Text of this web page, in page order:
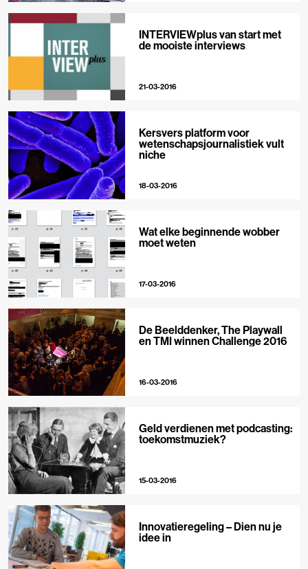
INTERVIEWplus van start met
de mooiste interviews
21-03-2016
Kersvers platform voor
wetenschapsjournalistiek vult
niche
18-03-2016
Wat elke beginnende wobber
moet weten
17-03-2016
De Beelddenker, The Playwall
en TMI winnen Challenge 2016
16-03-2016
Geld verdienen met podcasting:
toekomstmuziek?
15-03-2016
Innovatieregeling – Dien nu je
idee in